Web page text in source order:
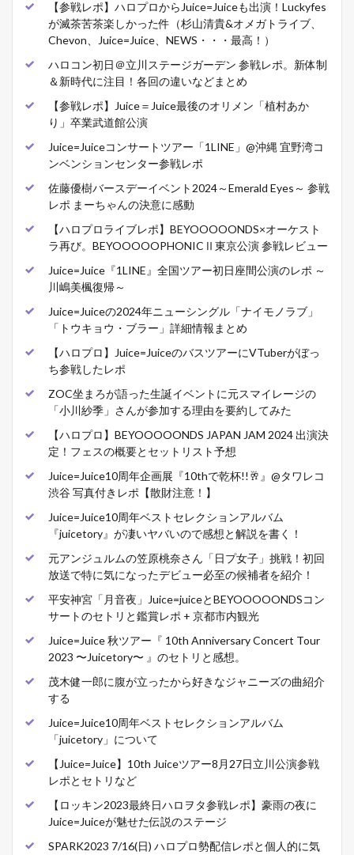
【参戦レポ】ハロプロからJuice=Juiceも出演！Luckyfes
が滅茶苦茶楽しかった件（杉山清貴&オメガトライブ、
Chevon、Juice=Juice、NEWS・・・最高！）
ハロコン初日＠立川ステージガーデン 参戦レポ。新体制
＆新時代に注目！各回の違いなどまとめ
【参戦レポ】Juice＝Juice最後のオリメン「植村あか
り」卒業武道館公演
Juice=Juiceコンサートツアー「1LINE」@沖縄 宜野湾コ
ンベンションセンター参戦レポ
佐藤優樹バースデーイベント2024～Emerald Eyes～ 参戦
レポ まーちゃんの決意に感動
【ハロプロライブレポ】BEYOOOOONDS×オーケスト
ラ再び。BEYOOOOOPHONICⅡ東京公演 参戦レビュー
Juice=Juice『1LINE』全国ツアー初日座間公演のレポ ～
川嶋美楓復帰～
Juice=Juiceの2024年ニューシングル「ナイモノラブ」
「トウキョウ・ブラー」詳細情報まとめ
【ハロプロ】Juice=JuiceのバスツアーにVTuberがぼっ
ち参戦したレポ
ZOC坐まろが語った生誕イベントに元スマイレージの
「小川紗季」さんが参加する理由を要約してみた
【ハロプロ】BEYOOOOONDS JAPAN JAM 2024 出演決
定！フェスの概要とセットリスト予想
Juice=Juice10周年企画展『10thで乾杯!!🥂』@タワレコ
渋谷 写真付きレポ【散財注意！】
Juice=Juice10周年ベストセレクションアルバム
『juicetory』が凄いヤバいので感想と解説を書く！
元アンジュルムの笠原桃奈さん「日プ女子」挑戦！初回
放送で特に気になったデビュー必至の候補者を紹介！
平安神宮「月音夜」Juice=juiceとBEYOOOOONDSコン
サートのセトリと鑑賞レポ + 京都市内観光
Juice=Juice 秋ツアー『 10th Anniversary Concert Tour
2023 〜Juicetory〜 』のセトリと感想。
茂木健一郎に腹が立ったから好きなジャニーズの曲紹介
する
Juice=Juice10周年ベストセレクションアルバム
「juicetory」について
【Juice=Juice】10th Juiceツアー8月27日立川公演参戦
レポとセトリなど
【ロッキン2023最終日ハロヲタ参戦レポ】豪雨の夜に
Juice=Juiceが魅せた伝説のステージ
SPARK2023 7/16(日) ハロプロ勢配信レポと個人的に気